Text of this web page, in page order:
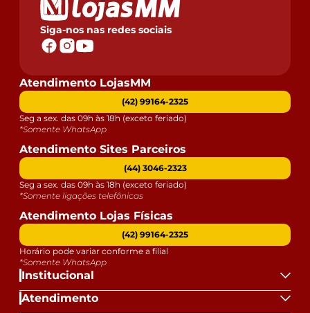
Siga-nos nas redes sociais
Institucional
Atendimento
Atendimento LojasMM
(42) 99164-2325
Seg a sex. das 09h às 18h (exceto feriado)
*Somente WhatsApp
Atendimento Sites Parceiros
(44) 3046-2323
Seg a sex. das 09h às 18h (exceto feriado)
*Somente ligações telefônicas
Atendimento Lojas Físicas
(42) 99164-2325
Horário pode variar conforme a filial
*Somente WhatsApp